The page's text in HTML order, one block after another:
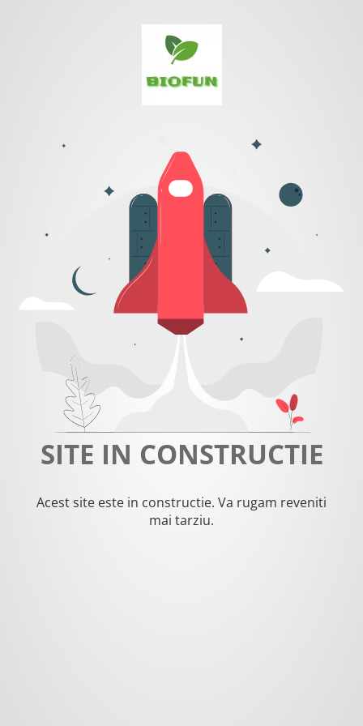
SITE IN CONSTRUCTIE
Acest site este in constructie. Va rugam reveniti
mai tarziu.